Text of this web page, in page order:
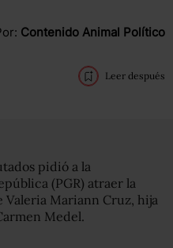
Contenido Animal Político
Leer después
pidió a la
(PGR) atraer la
Valeria Mariann Cruz, hija
Medel.